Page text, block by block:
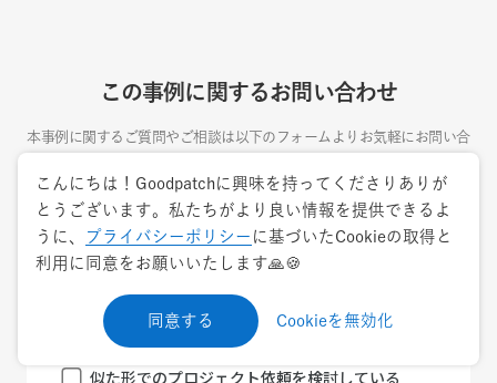
この事例に関するお問い合わせ
本事例に関するご質問やご相談は以下のフォームよりお気軽にお問い合
こんにちは！Goodpatchに興味を持ってくださりありが
とうございます。私たちがより良い情報を提供できるよ
うに、
プライバシーポリシー に基づいたCookieの取得と
利用に同意をお願いいたします🙏🍪
同意する Cookieを無効化